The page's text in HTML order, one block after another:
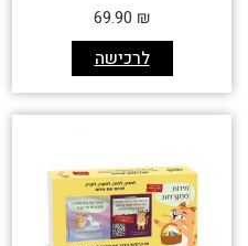
לרכישה
69.90 ₪